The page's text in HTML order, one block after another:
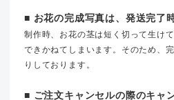
■ お花の完成写真は、発送完了
制作時、お花の茎は短く切って生け
できかねてしまいます。そのため、
りしております。
■ ご注文キャンセルの際のキャ